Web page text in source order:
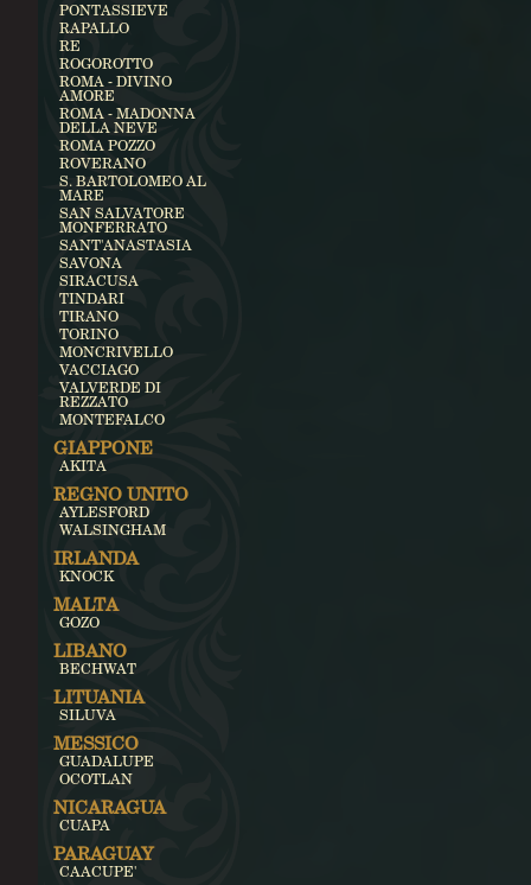
PONTASSIEVE
RAPALLO
RE
ROGOROTTO
ROMA - DIVINO
AMORE
ROMA - MADONNA
DELLA NEVE
ROMA POZZO
ROVERANO
S. BARTOLOMEO AL
MARE
SAN SALVATORE
MONFERRATO
SANT'ANASTASIA
SAVONA
SIRACUSA
TINDARI
TIRANO
TORINO
MONCRIVELLO
VACCIAGO
VALVERDE DI
REZZATO
MONTEFALCO
GIAPPONE
AKITA
REGNO UNITO
AYLESFORD
WALSINGHAM
IRLANDA
KNOCK
MALTA
GOZO
LIBANO
BECHWAT
LITUANIA
SILUVA
MESSICO
GUADALUPE
OCOTLAN
NICARAGUA
CUAPA
PARAGUAY
CAACUPE'